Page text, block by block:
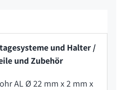
und Halter /
und Zubehör
AL Ø 22 mm x 2 mm x